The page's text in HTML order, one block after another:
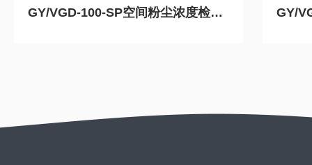
GY/VGD-100-SP空间粉尘浓度检测仪器